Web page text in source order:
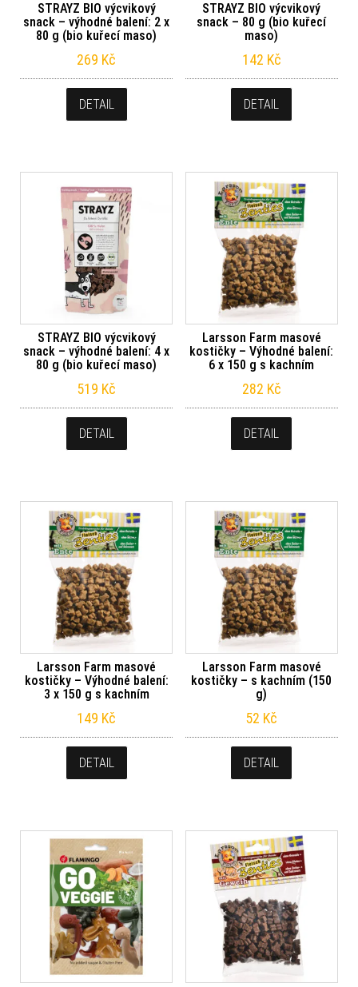
STRAYZ BIO výcvikový
snack – výhodné balení: 2 x
80 g (bio kuřecí maso)
269 Kč
DETAIL
STRAYZ BIO výcvikový
snack – 80 g (bio kuřecí
maso)
142 Kč
DETAIL
STRAYZ BIO výcvikový
snack – výhodné balení: 4 x
80 g (bio kuřecí maso)
519 Kč
DETAIL
Larsson Farm masové
kostičky – Výhodné balení:
6 x 150 g s kachním
282 Kč
DETAIL
Larsson Farm masové
kostičky – Výhodné balení:
3 x 150 g s kachním
149 Kč
DETAIL
Larsson Farm masové
kostičky – s kachním (150
g)
52 Kč
DETAIL